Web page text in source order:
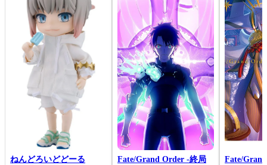
ねんどろいどどーる
Fate/Grand Order -終局
Fate/